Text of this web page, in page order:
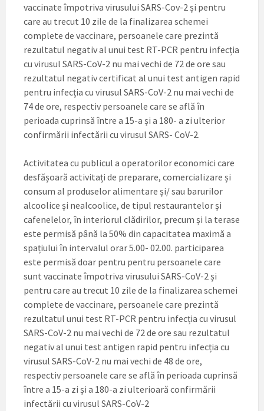
vaccinate împotriva virusului SARS-Cov-2 și pentru
care au trecut 10 zile de la finalizarea schemei
complete de vaccinare, persoanele care prezintă
rezultatul negativ al unui test RT-PCR pentru infecția
cu virusul SARS-CoV-2 nu mai vechi de 72 de ore sau
rezultatul negativ certificat al unui test antigen rapid
pentru infecția cu virusul SARS-CoV-2 nu mai vechi de
74 de ore, respectiv persoanele care se află în
perioada cuprinsă între a 15-a și a 180- a zi ulterior
confirmării infectării cu virusul SARS- CoV-2.
Activitatea cu publicul a operatorilor economici care
desfășoară activitați de preparare, comercializare și
consum al produselor alimentare și/ sau barurilor
alcoolice și nealcoolice, de tipul restaurantelor și
cafenelelor, în interiorul clădirilor, precum și la terase
este permisă până la 50% din capacitatea maximă a
spațiului în intervalul orar 5.00- 02.00. participarea
este permisă doar pentru pentru persoanele care
sunt vaccinate împotriva virusului SARS-CoV-2 și
pentru care au trecut 10 zile de la finalizarea schemei
complete de vaccinare, persoanele care prezintă
rezultatul unui test RT-PCR pentru infecția cu virusul
SARS-CoV-2 nu mai vechi de 72 de ore sau rezultatul
negativ al unui test antigen rapid pentru infecția cu
virusul SARS-CoV-2 nu mai vechi de 48 de ore,
respectiv persoanele care se află în perioada cuprinsă
între a 15-a zi și a 180-a zi ulterioară confirmării
infectării cu virusul SARS-CoV-2